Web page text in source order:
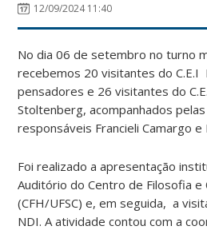
12/09/2024 11:40
No dia 06 de setembro no turno
recebemos 20 visitantes do C.E.I
pensadores e 26 visitantes do
Stoltenberg, acompanhados
responsáveis Francieli Camargo e
Foi realizado a apresentação
Auditório do Centro de Filosofia e
(CFH/UFSC) e, em seguida, a
NDI. A atividade contou com a